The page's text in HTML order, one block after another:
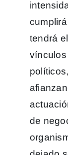
tendrá
de